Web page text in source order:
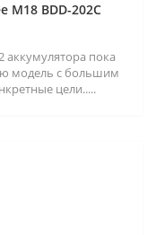
M18 BDD-202C
аккумулятора пока
модель с большим
цели.....